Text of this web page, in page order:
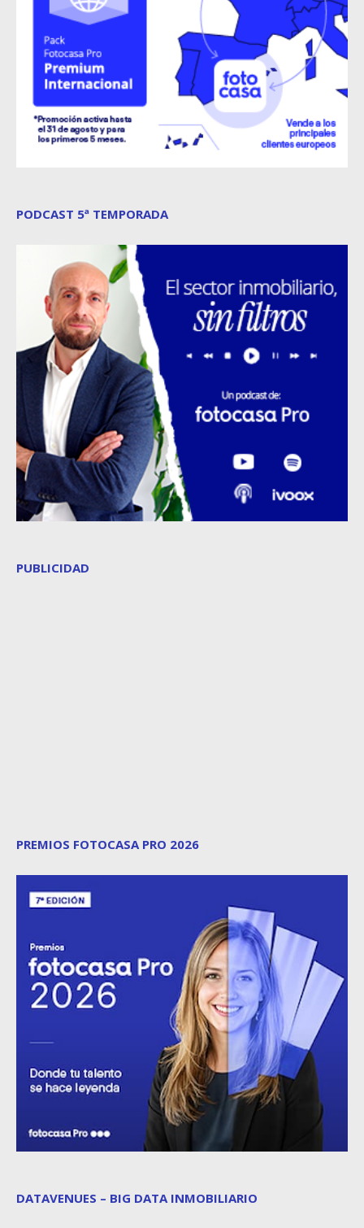
PODCAST 5ª TEMPORADA
PUBLICIDAD
PREMIOS FOTOCASA PRO 2026
DATAVENUES – BIG DATA INMOBILIARIO